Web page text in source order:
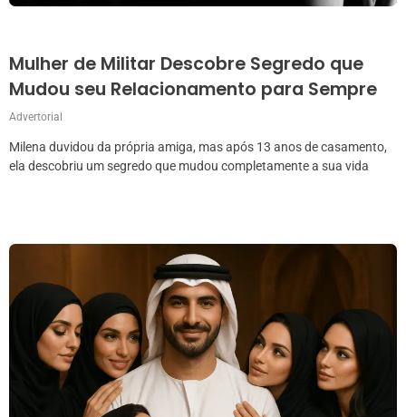
Mulher de Militar Descobre Segredo que
Mudou seu Relacionamento para Sempre
Advertorial
Milena duvidou da própria amiga, mas após 13 anos de casamento,
ela descobriu um segredo que mudou completamente a sua vida